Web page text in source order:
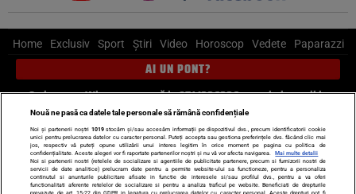
Home Exclusiv Sport Știri Video Horoscop Vedete Paparazzi
AI UN PONT?
Scrie-ne pe Whatsapp, sună la 0741226226 sau trimite mail la
pont@cancan.ro
Știri interne Știri externe
Politică
Ultimele stiri
Diete Insula Iubirii Dictionar de vise
LIFE STYLE
Nouă ne pasă ca datele tale personale să rămână confidențiale
Noi și partenerii noștri 1019stocăm și/sau accesăm informații pe dispozitivul dvs., precum identificatorii cookie
unici pentru prelucrarea datelor cu caracter personal. Puteți accepta sau gestiona preferințele dvs. făcând clic mai
jos, respectiv vă puteți opune utilizării unui interes legitim în orice moment pe pagina cu politica de
confidențialitate. Aceste alegeri vor fi raportate partenerilor noștri și nu vă vor afecta navigarea.
Mai multe detalii
Noi si partenerii nostri (retelele de socializare si agentiile de publicitate partenere, precum si furnizorii nostri de
servicii de date analitice) prelucram date pentru a permite website-ului sa functioneze, pentru a personaliza
continutul si anunturile publicitare afisate in functie de interesele si/sau profilul dvs., pentru a va oferi
functionalitati aferente retelelor de socializare si pentru a analiza traficul pe website. Beneficiati de drepturile
prevazute de art. 15-22 din GDPR in legatura cu prelucrarea datelor cu caracter personal. Aceste drepturi pot fi